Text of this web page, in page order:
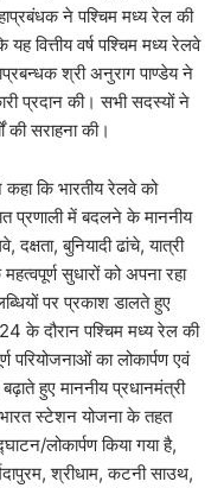
ने पश्चिम मध्य रेल की
वित्तीय वर्ष पश्चिम मध्य रेलवे
श्री अनुराग पाण्डेय ने
प्रदान की। सभी सदस्यों ने
की सराहना की।
कि भारतीय रेलवे को
प्रणाली में बदलने के माननीय
बुनियादी ढांचे, यात्री
सुधारों को अपना रहा
पर प्रकाश डालते हुए
के दौरान पश्चिम मध्य रेल की
परियोजनाओं का लोकार्पण एवं
हुए माननीय प्रधानमंत्री
स्टेशन योजना के तहत
लोकार्पण किया गया है,
श्रीधाम, कटनी साउथ,